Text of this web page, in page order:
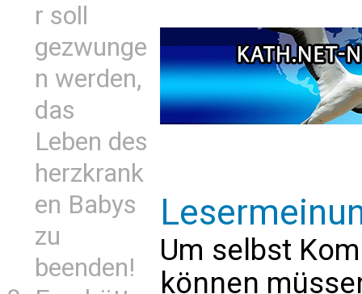
r soll
gezwunge
n werden,
das
Leben des
herzkrank
en Babys
zu
beenden!
Um selbst
können